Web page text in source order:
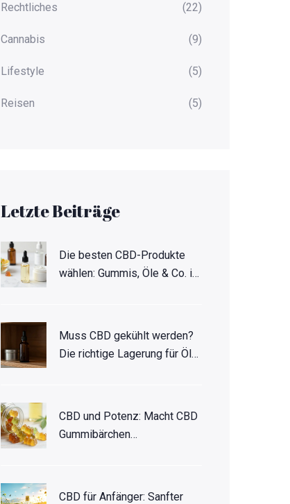
Rechtliches (22)
Cannabis (9)
Lifestyle (5)
Reisen (5)
Letzte Beiträge
Die besten CBD-Produkte
wählen: Gummis, Öle & Co. im
Muss CBD gekühlt werden?
Die richtige Lagerung für Öle
CBD und Potenz: Macht CBD
Gummibärchen
CBD für Anfänger: Sanfter